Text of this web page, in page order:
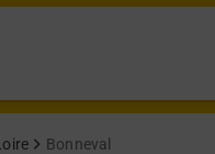
Bonneval